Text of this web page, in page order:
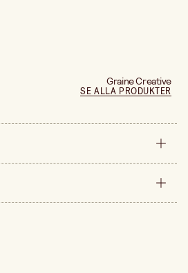
Graine Creative
SE ALLA PRODUKTER
styck